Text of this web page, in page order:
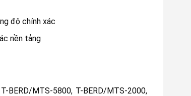
độ chính xác
nền tảng
BERD/MTS-5800, T-BERD/MTS-2000,